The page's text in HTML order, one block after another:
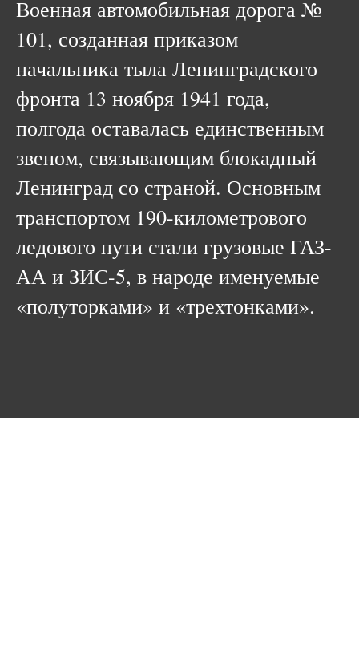
Военная автомобильная дорога №
101, созданная приказом
начальника тыла Ленинградского
фронта 13 ноября 1941 года,
полгода оставалась единственным
звеном, связывающим блокадный
Ленинград со страной. Основным
транспортом 190-километрового
ледового пути стали грузовые ГАЗ-
АА и ЗИС-5, в народе именуемые
«полуторками» и «трехтонками».